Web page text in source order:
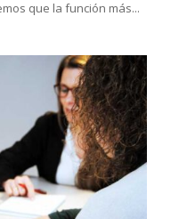
que la función más...